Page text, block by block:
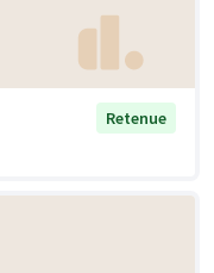
Retenue